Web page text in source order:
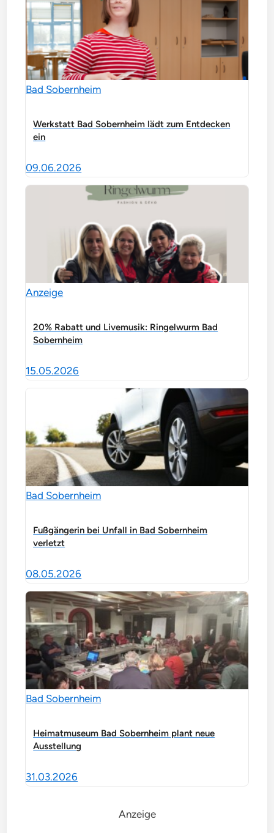
Bad Sobernheim
Werkstatt Bad Sobernheim lädt zum Entdecken
ein
09.06.2026
Anzeige
20% Rabatt und Livemusik: Ringelwurm Bad
Sobernheim
15.05.2026
Bad Sobernheim
Fußgängerin bei Unfall in Bad Sobernheim
verletzt
08.05.2026
Bad Sobernheim
Heimatmuseum Bad Sobernheim plant neue
Ausstellung
31.03.2026
Anzeige